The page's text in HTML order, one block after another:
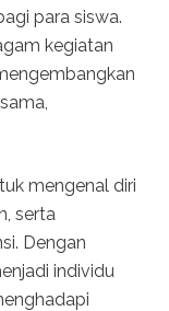
para siswa.
kegiatan
mengenal diri
serta
Dengan
individu